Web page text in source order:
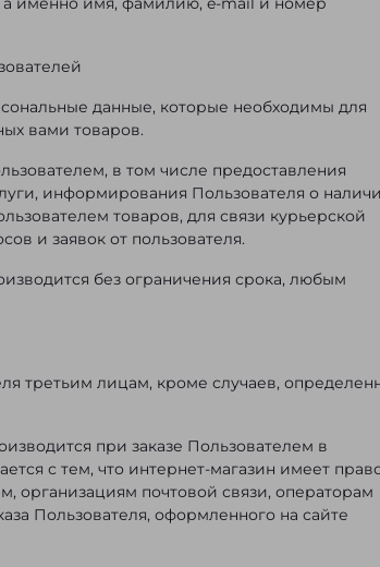
данные, которые необходимы для
вами товаров.
в том числе предоставления
информирования Пользователя о
товаров, для связи курьерской
и заявок от пользователя.
без ограничения срока, любым
третьим лицам, кроме случаев,
при заказе Пользователем в
с тем, что интернет-магазин имеет
организациям почтовой связи, операторам
Пользователя, оформленного на сайте